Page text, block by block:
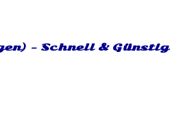
- Schnell & Günstig